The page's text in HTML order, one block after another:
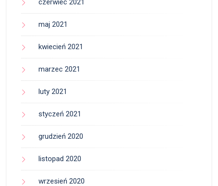
maj 2021
kwiecień 2021
marzec 2021
luty 2021
styczeń 2021
grudzień 2020
listopad 2020
wrzesień 2020